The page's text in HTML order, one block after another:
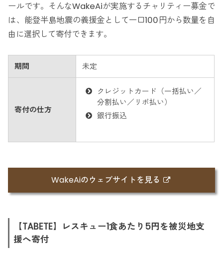
ールです。そんなWakeAiが実施するチャリティー募金で
は、能登半島地震の義援金として一口100円から数量を自
由に選択して寄付できます。
期間 未定
寄付の仕方
クレジットカード（一括払い／
分割払い／リボ払い）
銀行振込
WakeAiのウェブサイトを見る
【TABETE】レスキュー1食あたり5円を被災地支
援へ寄付